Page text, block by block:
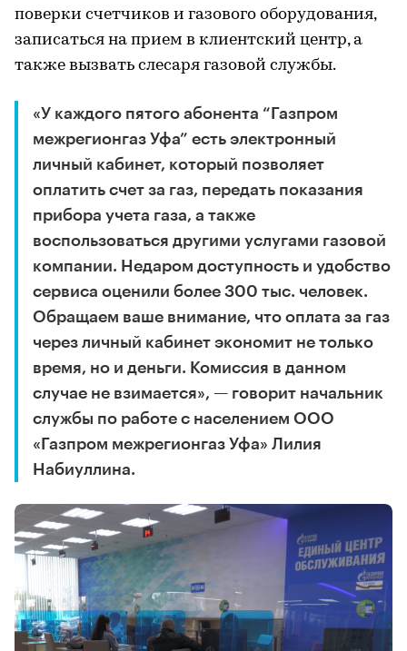
поверки счетчиков и газового оборудования,
записаться на прием в клиентский центр, а
также вызвать слесаря газовой службы.
«У каждого пятого абонента “Газпром
межрегионгаз Уфа” есть электронный
личный кабинет, который позволяет
оплатить счет за газ, передать показания
прибора учета газа, а также
воспользоваться другими услугами газовой
компании. Недаром доступность и удобство
сервиса оценили более 300 тыс. человек.
Обращаем ваше внимание, что оплата за газ
через личный кабинет экономит не только
время, но и деньги. Комиссия в данном
случае не взимается», — говорит начальник
службы по работе с населением ООО
«Газпром межрегионгаз Уфа» Лилия
Набиуллина.